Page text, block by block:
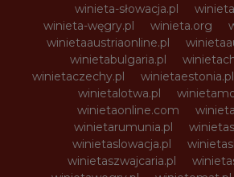
winieta-słowacja.pl
winieta-węgry.pl
winieta.org
winietaaustriaonline.pl
winietabulgaria.pl
winietaczechy.pl
winietaestonia.pl
winietalotwa.pl
winietaonline.com
winietarumunia.pl
winietaslowacja.pl
winietaszwajcaria.pl